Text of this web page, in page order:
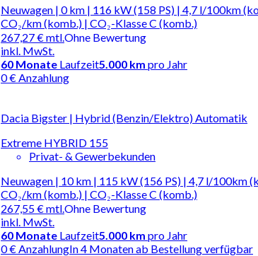
Neuwagen | 0 km | 116 kW (158 PS) | 4,7 l/100km
CO₂/km (komb.) | CO₂-Klasse C (komb.)
267,27 €mtl.
inkl. MwSt.
Ohne Bewertung
60 Monate Laufzeit5.000 km pro Jahr
0 € Anzahlung
Dacia Bigster | Hybrid (Benzin/Elektro) Automatik
Extreme HYBRID 155
Privat- & Gewerbekunden
Neuwagen | 10 km | 115 kW (156 PS) | 4,7 l/100km
CO₂/km (komb.) | CO₂-Klasse C (komb.)
267,55 €mtl.
inkl. MwSt.
Ohne Bewertung
60 Monate Laufzeit5.000 km pro Jahr
0 € AnzahlungIn 4 Monaten ab Bestellung verfügbar